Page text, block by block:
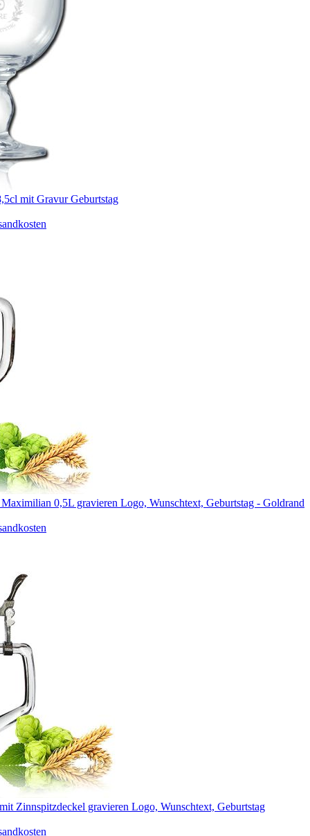
mit Gravur Geburtstag
0,5L gravieren Logo, Wunschtext, Geburtstag - Goldrand
Zinnspitzdeckel gravieren Logo, Wunschtext, Geburtstag